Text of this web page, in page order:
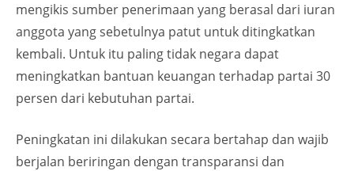
mengikis sumber penerimaan yang berasal dari iuran
anggota yang sebetulnya patut untuk ditingkatkan
kembali. Untuk itu paling tidak negara dapat
meningkatkan bantuan keuangan terhadap partai 30
persen dari kebutuhan partai.
Peningkatan ini dilakukan secara bertahap dan wajib
berjalan beriringan dengan transparansi dan